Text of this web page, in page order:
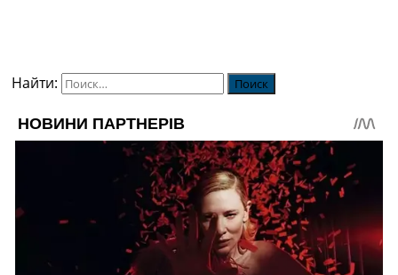
Найти: